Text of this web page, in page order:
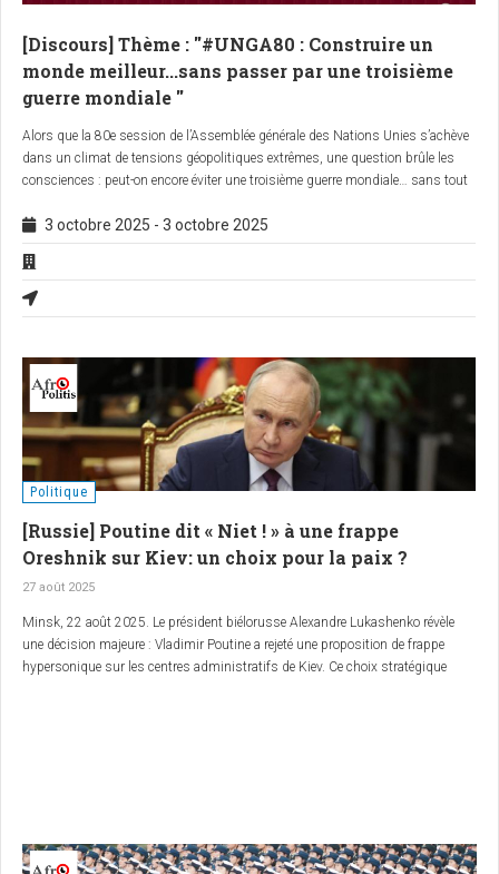
[Discours] Thème : ''#UNGA80 : Construire un
monde meilleur...sans passer par une troisième
guerre mondiale ''
Alors que la 80e session de l’Assemblée générale des Nations Unies s’achève
dans un climat de tensions géopolitiques extrêmes, une question brûle les
consciences : peut-on encore éviter une troisième guerre mondiale… sans tout
3 octobre 2025 - 3 octobre 2025
Politique
[Russie] Poutine dit « Niet ! » à une frappe
Oreshnik sur Kiev: un choix pour la paix ?
27 août 2025
Minsk, 22 août 2025. Le président biélorusse Alexandre Lukashenko révèle
une décision majeure : Vladimir Poutine a rejeté une proposition de frappe
hypersonique sur les centres administratifs de Kiev. Ce choix stratégique